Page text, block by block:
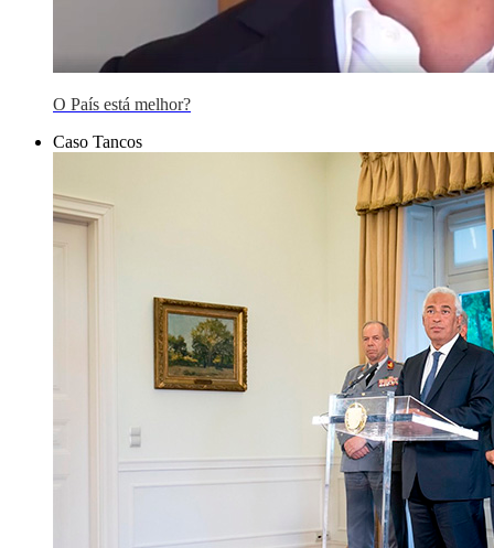
O País está melhor?
Caso Tancos